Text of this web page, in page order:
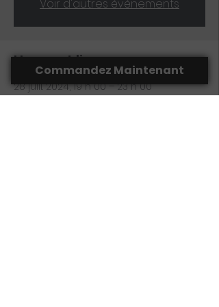
Voir d'autres événements
Heure et lieu
28 juill. 2024, 19 h 00 – 23 h 00
Thetford Mines, 68 Rue Notre Dame O,
Commandez Maintenant